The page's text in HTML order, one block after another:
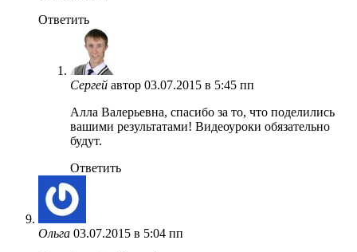
Ответить
Сергей автор 03.07.2015 в 5:45 пп
Алла Валерьевна, спасибо за то, что поделились
вашими результатами! Видеоуроки обязательно
будут.
Ответить
Ольга 03.07.2015 в 5:04 пп